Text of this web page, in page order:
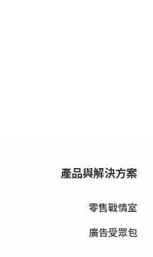
產品與解決方案
零售戰情室
廣告受眾包